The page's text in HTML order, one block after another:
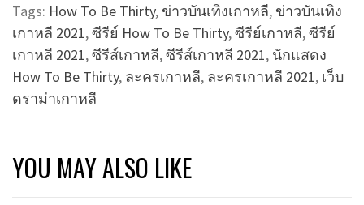
Tags: How To Be Thirty, ข่าวบันเทิงเกาหลี, ข่าวบันเทิง
เกาหลี 2021,ซีรีย์ How To Be Thirty,ซีรีย์เกาหลี,ซีรีย์
เกาหลี 2021,ซีรีส์เกาหลี,ซีรีส์เกาหลี 2021, นักแสดง
How To Be Thirty, ละครเกาหลี, ละครเกาหลี 2021, เว็บ
ดราม่าเกาหลี
YOU MAY ALSO LIKE